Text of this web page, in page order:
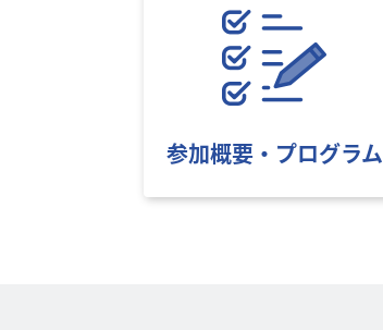
参加概要・プログラム